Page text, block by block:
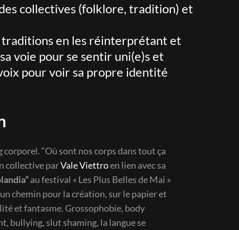
collectives (folklore, tradition) et
traditions en les réinterprétant et
voie pour se sentir uni(e)s et
pour voir sa propre identité
corporel. “Où sont nos corps dans tout ça
collective parVale Viettroen lien avec sa
au festival « Les Plus Belles de Mai »
chemin pour la création, sur le papier et
et fantasme. Grossophobie, body
bullying, slut shaming, la langue se